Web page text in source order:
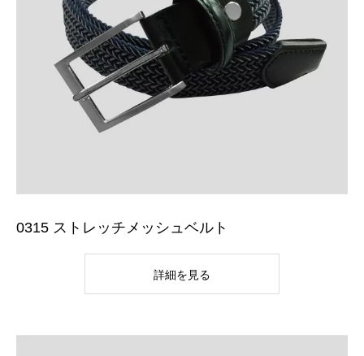
0315 ストレッチメッシュベルト
詳細を見る